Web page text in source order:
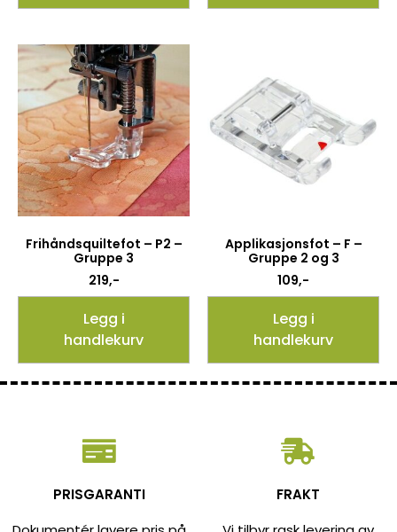
Frihåndsquiltefot – P2 –
Gruppe 3
219,-
Legg i
handlekurv
Applikasjonsfot – F –
Gruppe 2 og 3
109,-
Legg i
handlekurv
PRISGARANTI
FRAKT